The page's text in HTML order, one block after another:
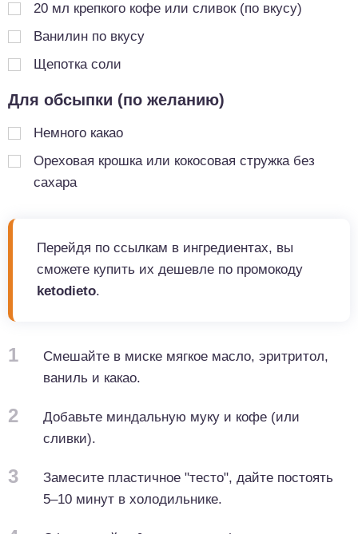
20 мл крепкого кофе или сливок (по вкусу)
Ванилин по вкусу
Щепотка соли
Для обсыпки (по желанию)
Немного какао
Ореховая крошка или кокосовая стружка без
сахара
Перейдя по ссылкам в ингредиентах, вы
сможете купить их дешевле по промокоду
ketodieto.
1
Смешайте в миске мягкое масло, эритритол,
ваниль и какао.
2
Добавьте миндальную муку и кофе (или
сливки).
3
Замесите пластичное "тесто", дайте постоять
5–10 минут в холодильнике.